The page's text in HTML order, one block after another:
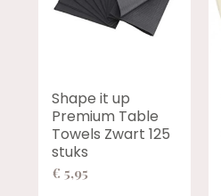
Shape it up
Premium Table
Towels Zwart 125
stuks
€ 5,95